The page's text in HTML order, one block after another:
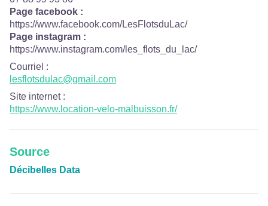
Page facebook :
https://www.facebook.com/LesFlotsduLac/
Page instagram :
https://www.instagram.com/les_flots_du_lac/
Courriel :
lesflotsdulac@gmail.com
Site internet:
https://www.location-velo-malbuisson.fr/
Source
Décibelles Data